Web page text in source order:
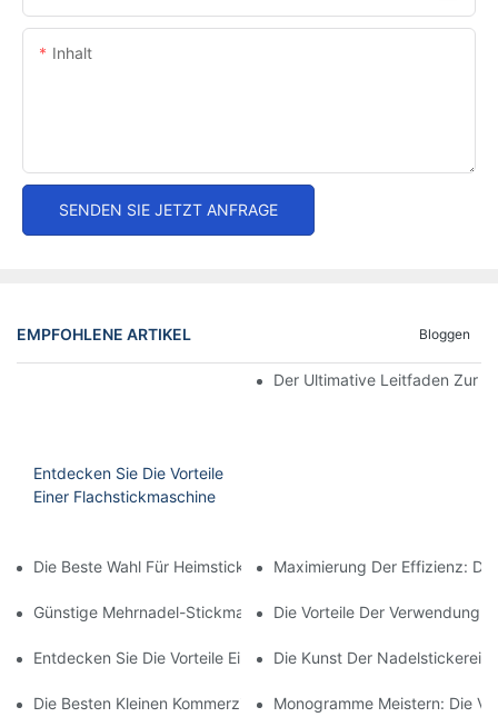
Inhalt
SENDEN SIE JETZT ANFRAGE
EMPFOHLENE ARTIKEL Bloggen
Entdecken Sie Die Vorteile
Einer Flachstickmaschine
Der Ultimative Leitfaden Zur
Die Beste Wahl Für Heimstickereien: Die Beste Mehrnadel-
Maximierung Der Effizienz:
Günstige Mehrnadel-Stickmaschine: Eine Kostengünstige
Die Vorteile Der Verwendung
Entdecken Sie Die Vorteile Einer Mehrnadel-Stickmaschine
Die Kunst Der Nadelstickerei
Die Besten Kleinen Kommerziellen Stickmaschinen Für Ihr
Monogramme Meistern: Die